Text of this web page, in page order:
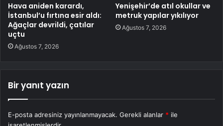
Hava aniden karardı,
İstanbul’u fırtına esir aldı:
Ağaçlar devrildi, çatılar
uçtu
Ağustos 7, 2026
Yenişehir’de atıl okullar ve
metruk yapılar yıkılıyor
Ağustos 7, 2026
Bir yanıt yazın
E-posta adresiniz yayınlanmayacak. Gerekli alanlar * ile